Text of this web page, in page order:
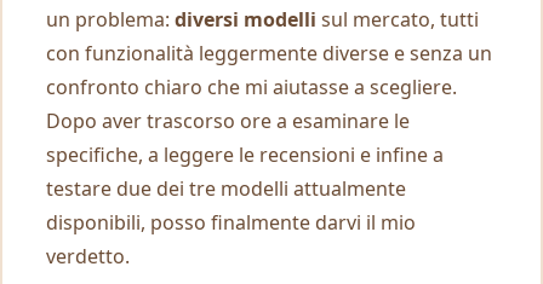
un problema: diversi modelli sul mercato, tutti
con funzionalità leggermente diverse e senza un
confronto chiaro che mi aiutasse a scegliere.
Dopo aver trascorso ore a esaminare le
specifiche, a leggere le recensioni e infine a
testare due dei tre modelli attualmente
disponibili, posso finalmente darvi il mio
verdetto.